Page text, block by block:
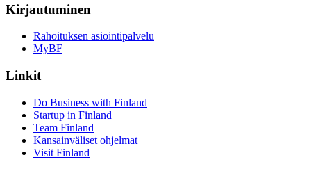
Kirjautuminen
Rahoituksen asiointipalvelu
MyBF
Linkit
Do Business with Finland
Startup in Finland
Team Finland
Kansainväliset ohjelmat
Visit Finland